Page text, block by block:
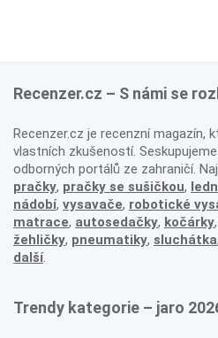
Recenzer.cz – S námi se
Recenzer.cz je recenzní magazín,
vlastních zkušeností.
odborných portálů ze zahraničí.
pračky, pračky se sušičkou,
nádobí, vysavače, robotické
matrace, autosedačky, kočárky,
žehličky, pneumatiky, sluchátka,
další.
Trendy kategorie – jaro